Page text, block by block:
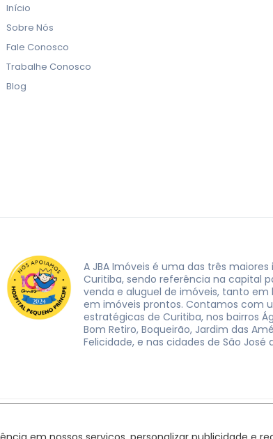
Início
Sobre Nós
Fale Conosco
Trabalhe Conosco
Blog
A JBA Imóveis é uma das três maiores
Curitiba, sendo referência na capital
venda e aluguel de imóveis, tanto
em imóveis prontos. Contamos com
estratégicas de Curitiba, nos bairros
Bom Retiro, Boqueirão, Jardim das
Felicidade, e nas cidades de São José
Termos de uso